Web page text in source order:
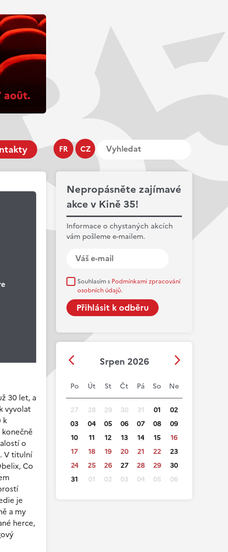
FR CZ
Nepropásněte zajímavé
akce v Kině 35!
Informace o chystaných akcích
vám pošleme e-mailem.
Souhlasím s Podmínkami zpracování
osobních údajů.
Srpen 2026
Po Út St Čt Pá So Ne
27 28 29 30 31 01
02
03
04 05 06 07 08
09
10
11 12 13 14 15
16
17
18 19 20 21 22
23
24
25 26 27 28 29
30
31
01 02 03 04 05 06
30 let, a
vyvolat
k
o
V titulní
Co
je
a my
herce,